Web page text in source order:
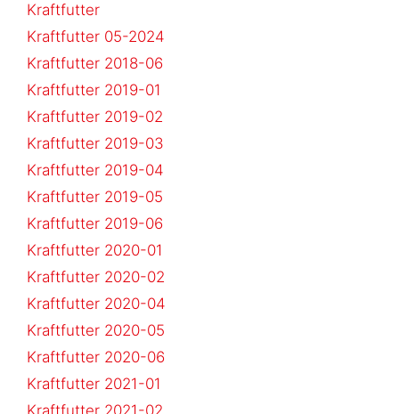
Kraftfutter
Kraftfutter 05-2024
Kraftfutter 2018-06
Kraftfutter 2019-01
Kraftfutter 2019-02
Kraftfutter 2019-03
Kraftfutter 2019-04
Kraftfutter 2019-05
Kraftfutter 2019-06
Kraftfutter 2020-01
Kraftfutter 2020-02
Kraftfutter 2020-04
Kraftfutter 2020-05
Kraftfutter 2020-06
Kraftfutter 2021-01